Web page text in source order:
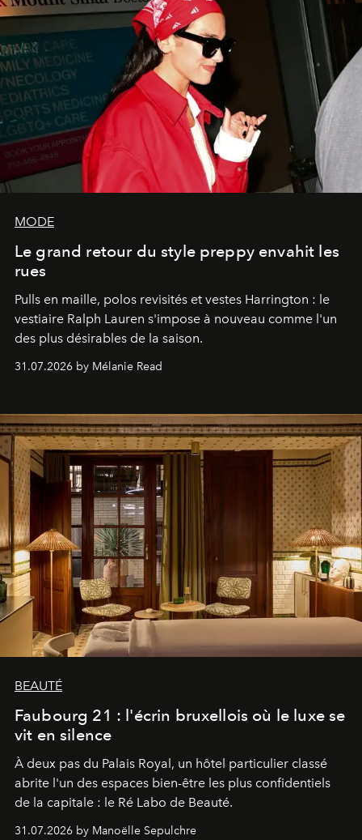
MODE
Le grand retour du style preppy envahit les
rues
Pulls en maille, polos revisités et vestes Harrington : le
vestiaire Ralph Lauren s'impose à nouveau comme l'un
des plus désirables de la saison.
31.07.2026 by Mélanie Read
BEAUTÉ
Faubourg 21 : l'écrin bruxellois où le luxe se
vit en silence
À deux pas du Palais Royal, un hôtel particulier classé
abrite l'un des espaces bien-être les plus confidentiels
de la capitale : le Ré Labo de Beauté.
31.07.2026 by Manoëlle Sepulchre